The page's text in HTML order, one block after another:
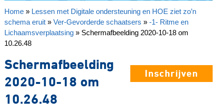
Home» Lessen met Digitale ondersteuning en HOE ziet zo’n
schema eruit» Ver-Gevorderde schaatsers » -1- Ritme en
Lichaamsverplaatsing» Schermafbeelding 2020-10-18 om
10.26.48
Inschrijven
Schermafbeelding
2020-10-18 om
10.26.48